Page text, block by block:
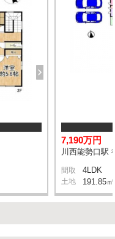
7,190万円
川西能勢口駅
間取 4LDK
土地 191.85㎡